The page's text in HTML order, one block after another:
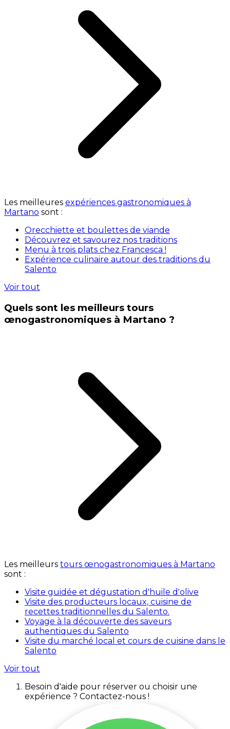
Les meilleures expériences gastronomiques à
Martano sont :
Orecchiette et boulettes de viande
Découvrez et savourez nos traditions
Menu à trois plats chez Francesca !
Expérience culinaire autour des traditions du
Salento
Voir tout
Quels sont les meilleurs tours
œnogastronomiques à Martano ?
Les meilleurs tours œnogastronomiques à Martano
sont :
Visite guidée et dégustation d'huile d'olive
Visite des producteurs locaux, cuisine de
recettes traditionnelles du Salento.
Voyage à la découverte des saveurs
authentiques du Salento
Visite du marché local et cours de cuisine dans le
Salento
Voir tout
Besoin d'aide pour réserver ou choisir une
expérience ? Contactez-nous !